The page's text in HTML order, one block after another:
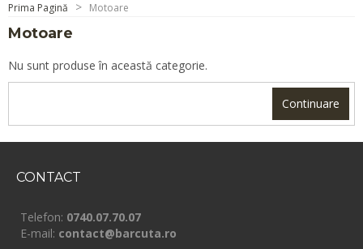
Prima Pagină Motoare
Motoare
Nu sunt produse în această categorie.
Continuare
CONTACT
Telefon: 0740.07.70.07
E-mail: contact@barcuta.ro